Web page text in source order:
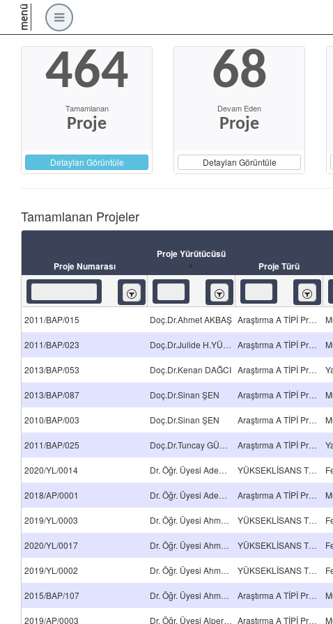
menü
464
Tamamlanan
Proje
Detayları Görüntüle
68
Devam Eden
Proje
Detayları Görüntüle
Tamamlanan Projeler
Proje Numarası
Proje Yürütücüsü
Proje Türü
İçeren İçeren İçeren
2011/BAP/015 Doç.Dr.Ahmet AKBAŞ Araştırma A TİPİ Projeleri
2011/BAP/023 Doç.Dr.Julide H.YÜCESOY Araştırma A TİPİ Projeleri
2013/BAP/053 Doç.Dr.Kenan DAĞCI Araştırma A TİPİ Projeleri
2013/BAP/087 Doç.Dr.Sinan ŞEN Araştırma A TİPİ Projeleri
2010/BAP/003 Doç.Dr.Sinan ŞEN Araştırma A TİPİ Projeleri
2011/BAP/025 Doç.Dr.Tuncay GÜLOĞLU Araştırma A TİPİ Projeleri
2020/YL/0014 Dr. Öğr. Üyesi Adem Tuncer YÜKSEKLİSANS TEZ PROJESİ
2018/AP/0001 Dr. Öğr. Üyesi Adem Tuncer Araştırma A TİPİ Projeleri
2019/YL/0003 Dr. Öğr. Üyesi Ahmet Turan YÜKSEKLİSANS TEZ PROJESİ
2020/YL/0017 Dr. Öğr. Üyesi Ahmet Turan YÜKSEKLİSANS TEZ PROJESİ
2019/YL/0002 Dr. Öğr. Üyesi Ahmet Turan YÜKSEKLİSANS TEZ PROJESİ
2015/BAP/107 Dr. Öğr. Üyesi Ahmet Turan Araştırma A TİPİ Projeleri
2019/AP/0003 Dr. Öğr. Üyesi Alper Cumhur Araştırma A TİPİ Projeleri